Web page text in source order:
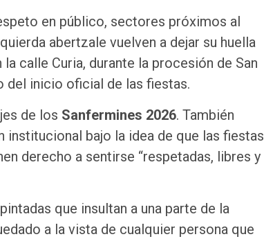
en público, sectores próximos al
abertzale vuelven a dejar su huella
calle Curia, durante la procesión de San
del inicio oficial de las fiestas.
de los Sanfermines 2026. También
institucional bajo la idea de que las fiestas
derecho a sentirse “respetadas, libres y
que insultan a una parte de la
a la vista de cualquier persona que